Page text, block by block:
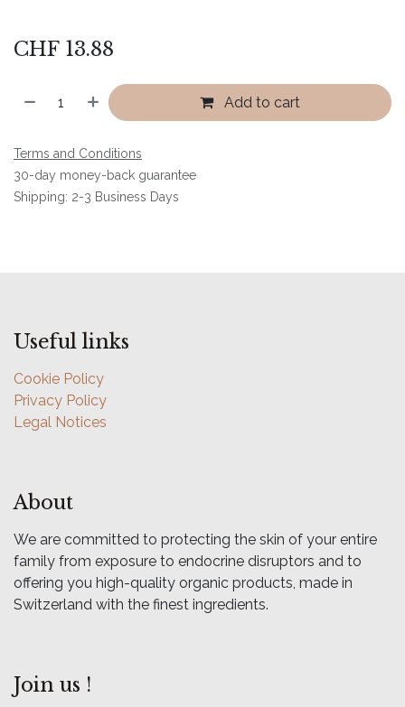
CHF 13.88
Add to cart
Terms and Conditions
30-day money-back guarantee
Shipping: 2-3 Business Days
Useful links
Cookie Policy
Privacy Policy
Legal Notices
About
We are committed to protecting the skin of your entire
family from exposure to endocrine disruptors and to
offering you high-quality organic products, made in
Switzerland with the finest ingredients.
Join us !